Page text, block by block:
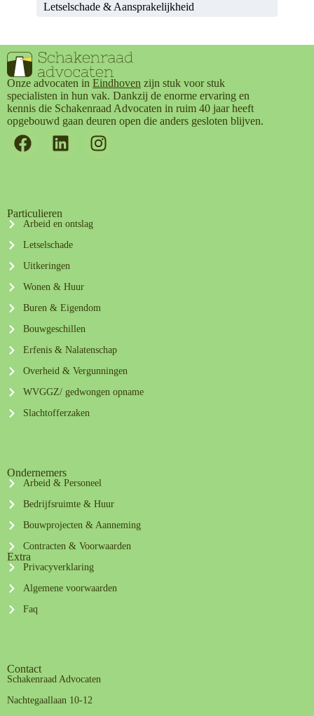
Letselschade & Aansprakelijkheid
Onze advocaten in Eindhoven zijn stuk voor stuk
specialisten in hun vak. Dankzij de enorme ervaring en
kennis die Schakenraad Advocaten in ruim 40 jaar heeft
opgebouwd gaan deuren open die anders gesloten blijven.
Particulieren
Arbeid en ontslag
Letselschade
Uitkeringen
Wonen & Huur
Buren & Eigendom
Bouwgeschillen
Erfenis & Nalatenschap
Overheid & Vergunningen
WVGGZ/ gedwongen opname
Slachtofferzaken
Ondernemers
Arbeid & Personeel
Bedrijfsruimte & Huur
Bouwprojecten & Aanneming
Contracten & Voorwaarden
Extra
Privacyverklaring
Algemene voorwaarden
Faq
Contact
Schakenraad Advocaten
Nachtegaallaan 10-12